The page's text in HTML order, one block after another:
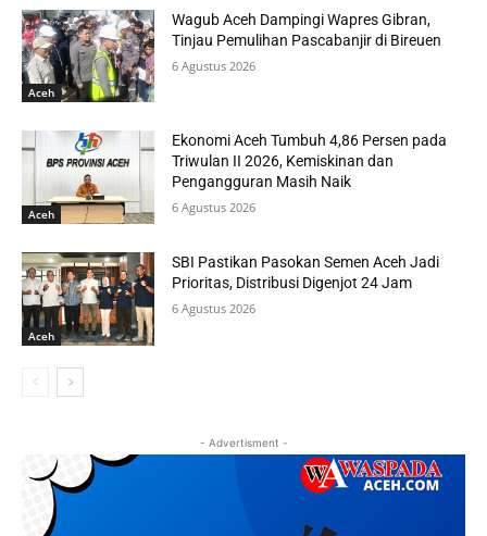
Aceh
Wagub Aceh Dampingi Wapres Gibran,
Tinjau Pemulihan Pascabanjir di Bireuen
6 Agustus 2026
Aceh
Ekonomi Aceh Tumbuh 4,86 Persen pada
Triwulan II 2026, Kemiskinan dan
Pengangguran Masih Naik
6 Agustus 2026
Aceh
SBI Pastikan Pasokan Semen Aceh Jadi
Prioritas, Distribusi Digenjot 24 Jam
6 Agustus 2026
- Advertisment -